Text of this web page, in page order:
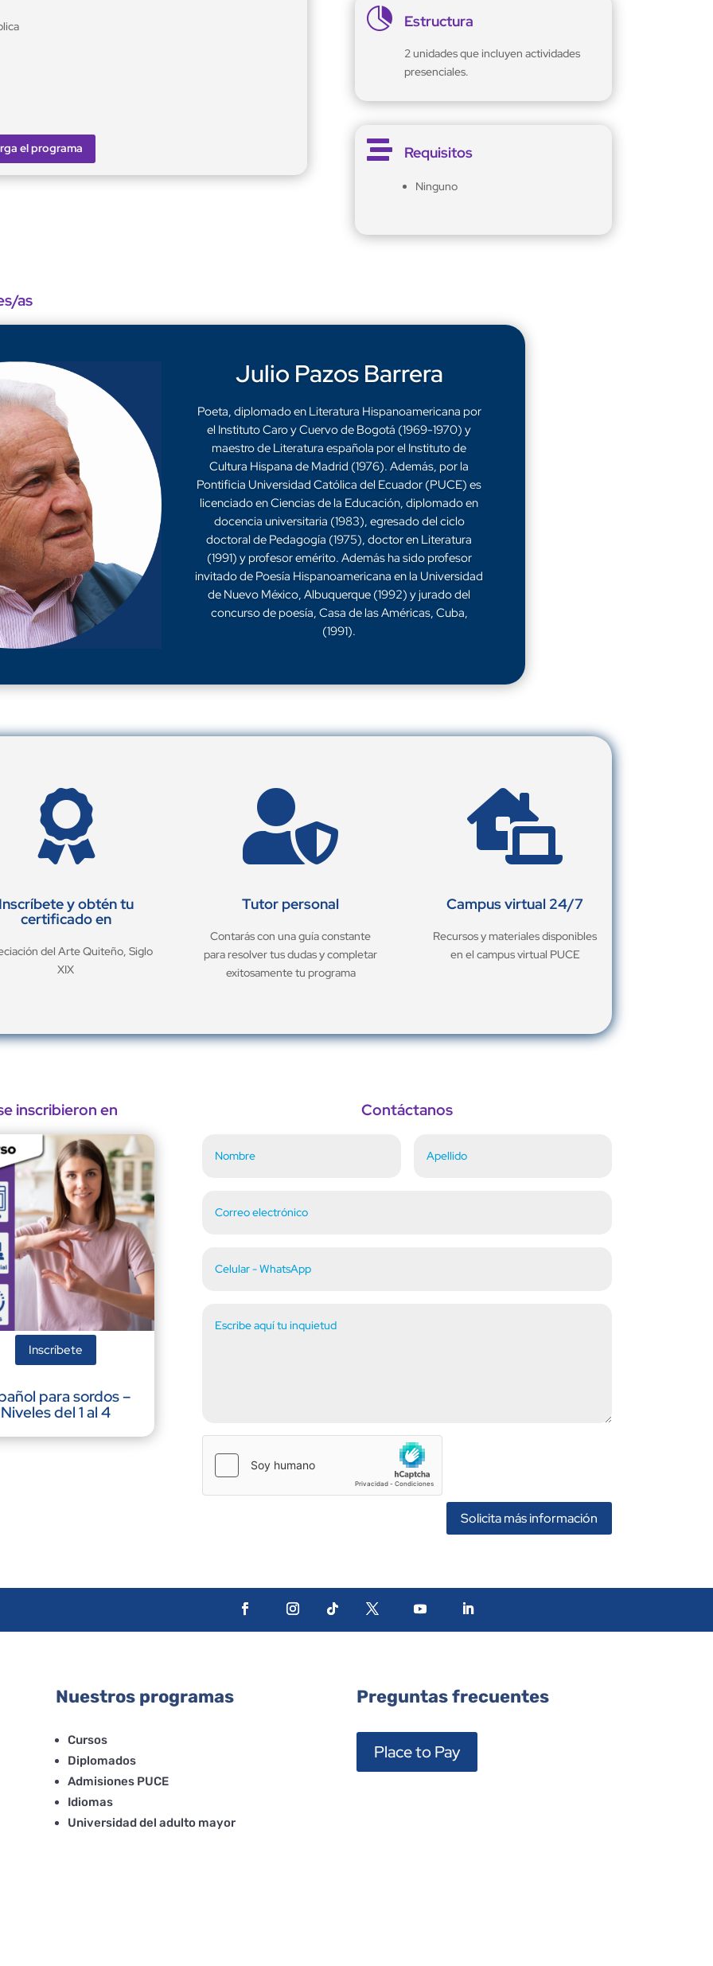
el programa
 Estructura
2 unidades que incluyen actividades
presenciales.
 Requisitos
Ninguno
as
Julio Pazos Barrera
Poeta, diplomado en Literatura Hispanoamericana por
el Instituto Caro y Cuervo de Bogotá (1969-1970) y
maestro de Literatura española por el Instituto de
Cultura Hispana de Madrid (1976). Además, por la
Pontificia Universidad Católica del Ecuador (PUCE) es
licenciado en Ciencias de la Educación, diplomado en
docencia universitaria (1983), egresado del ciclo
doctoral de Pedagogía (1975), doctor en Literatura
(1991) y profesor emérito. Además ha sido profesor
invitado de Poesía Hispanoamericana en la Universidad
de Nuevo México, Albuquerque (1992) y jurado del
concurso de poesía, Casa de las Américas, Cuba,
(1991).

y obtén tu
certificado en
del Arte Quiteño, Siglo
XIX

Tutor personal
Contarás con una guía constante
para resolver tus dudas y completar
exitosamente tu programa

Campus virtual 24/7
Recursos y materiales disponibles
en el campus virtual PUCE
inscribieron en
Inscríbete
para sordos –
Niveles del 1 al 4
Contáctanos
Solicita más información
Nuestros programas
Cursos
Diplomados
Admisiones PUCE
Idiomas
Universidad del adulto mayor
Preguntas frecuentes
Place to Pay